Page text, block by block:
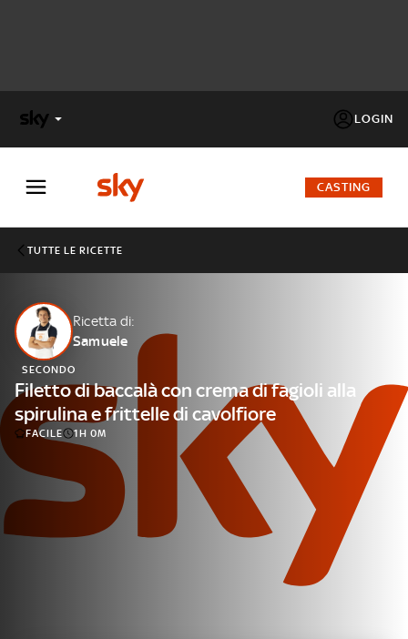
LOGIN
FACTOR
Cos’altro vedere:
PROGRAMMI SKY
Un mondo di offerte:
SKY.IT
NOW
CASTING
TUTTE LE RICETTE
Ricetta di:
Samuele
SECONDO
Filetto di baccalà con crema di fagioli alla
spirulina e frittelle di cavolfiore
FACILE 1H 0M